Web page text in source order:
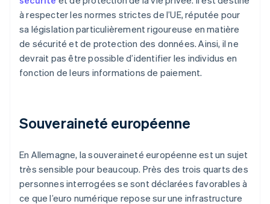
à respecter les normes strictes de l’UE, réputée pour
sa législation particulièrement rigoureuse en matière
de sécurité et de protection des données. Ainsi, il ne
devrait pas être possible d’identifier les individus en
fonction de leurs informations de paiement.
Souveraineté européenne
En Allemagne, la souveraineté européenne est un sujet
très sensible pour beaucoup. Près des trois quarts des
personnes interrogées se sont déclarées favorables à
ce que l’euro numérique repose sur une infrastructure